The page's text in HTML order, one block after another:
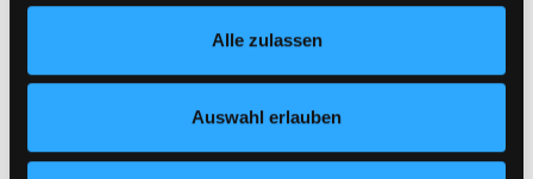
Footer unter „Cookies“ die gesetzte Zustimmung
jederzeit widerrufen und Ihre Einstellungen verändern.
Nähere Informationen finden Sie in unserer
Alle zulassen
Auswahl erlauben
2019
Verlag:Stuttgart, Verlag Freies
Geistesleben
Mediengruppe:Sachbuch